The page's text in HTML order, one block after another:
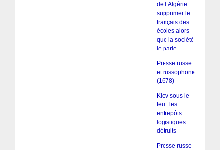
de l’Algérie :
supprimer le
français des
écoles alors
que la société
le parle
Presse russe
et russophone
(1678)
Kiev sous le
feu : les
entrepôts
logistiques
détruits
Presse russe